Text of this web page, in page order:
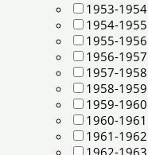
1953-1954
1954-1955
1955-1956
1956-1957
1957-1958
1958-1959
1959-1960
1960-1961
1961-1962